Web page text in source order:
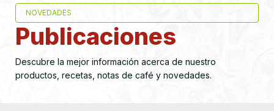
NOVEDADES
Publicaciones
Descubre la mejor información acerca de nuestro
productos, recetas, notas de café y novedades.